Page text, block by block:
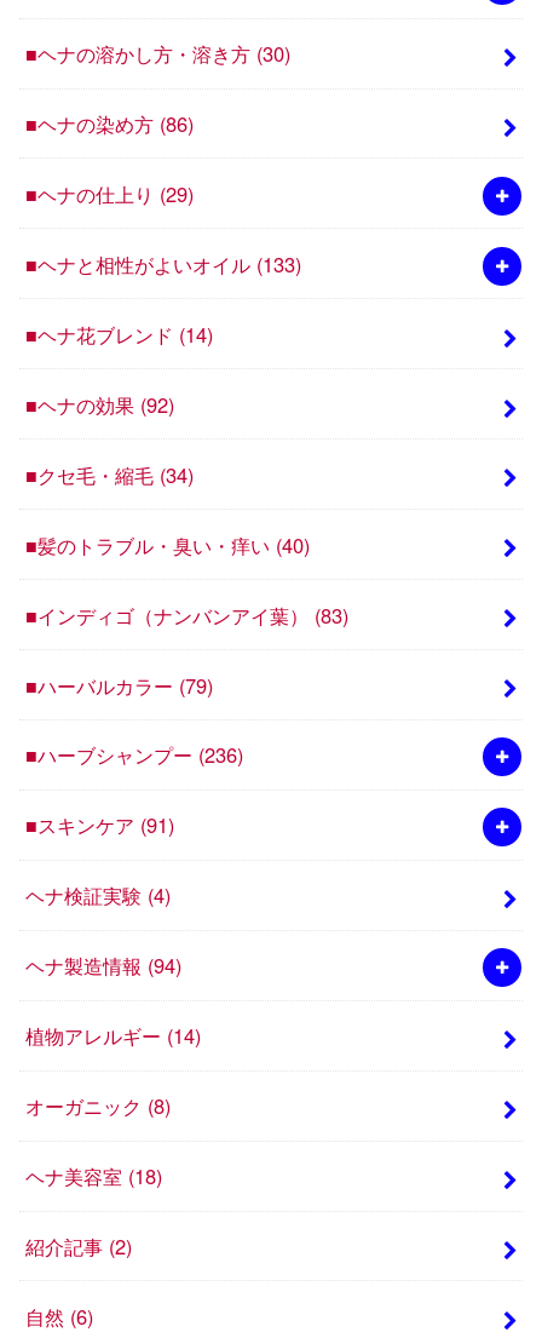
■ヘナの溶かし方・溶き方 (30)
■ヘナの染め方 (86)
■ヘナの仕上り (29)
■ヘナと相性がよいオイル (133)
■ヘナ花ブレンド (14)
■ヘナの効果 (92)
■クセ毛・縮毛 (34)
■髪のトラブル・臭い・痒い (40)
■インディゴ（ナンバンアイ葉） (83)
■ハーバルカラー (79)
■ハーブシャンプー (236)
■スキンケア (91)
ヘナ検証実験 (4)
ヘナ製造情報 (94)
植物アレルギー (14)
オーガニック (8)
ヘナ美容室 (18)
紹介記事 (2)
自然 (6)